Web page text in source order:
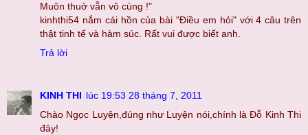
Muôn thuở vẫn vô cùng !"
kinhthi54 nắm cái hồn của bài "Điều em hỏi" với 4 câu trên
thật tinh tế và hàm súc. Rất vui được biết anh.
Trả lời
KINH THI lúc 19:53 28 tháng 7, 2011
Chào Ngọc Luyện,đúng như Luyện nói,chính là Đỗ Kinh Thi
đây!